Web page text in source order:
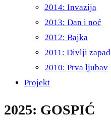
2014: Invazija
2013: Dan i noć
2012: Bajka
2011: Divlji zapad
2010: Prva ljubav
Projekt
2025: GOSPIĆ